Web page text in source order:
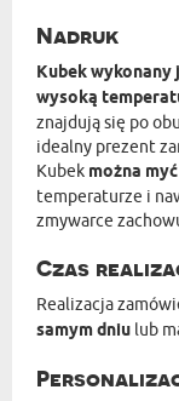
Nadruk
Kubek
wysoką
znajdują się po
idealny prezent
Kubek można
temperaturze i
zmywarce
Czas
Realizacja
samym dniu lub